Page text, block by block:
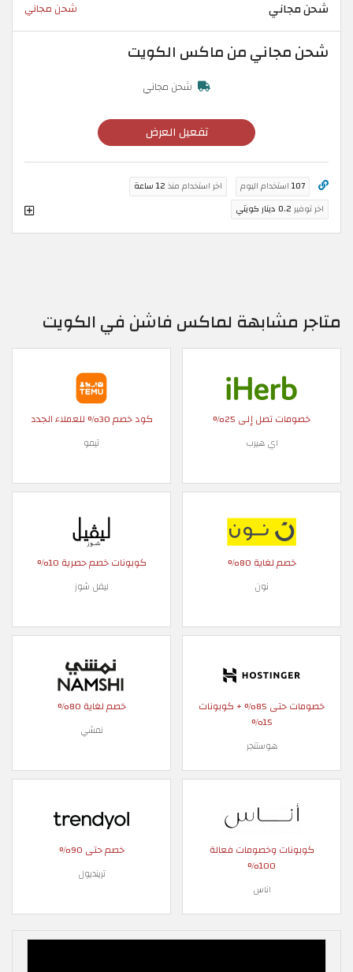
شحن مجاني شحن مجاني
شحن مجاني من ماكس الكويت
شحن مجاني
تفعيل العرض
107 استخدام اليوم اخر استخدام منذ 12 ساعة
اخر توفير 0.2 دينار كويتي
متاجر مشابهة لماكس فاشن في الكويت
خصومات تصل إلى 25%
اي هيرب
كود خصم 30% للعملاء الجدد
تيمو
خصم لغاية 80%
نون
كوبونات خصم حصرية 10%
ليفل شوز
خصومات حتى 85% + كوبونات
15%
هوستنجر
خصم لغاية 80%
نمشي
كوبونات وخصومات فعالة
100%
اناس
خصم حتى 90%
ترينديول